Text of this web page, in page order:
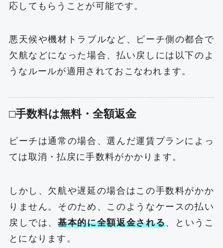
応してもらうことが可能です。
悪天候や機材トラブルなど、ピーチ側の都合で
欠航などになった場合、払い戻しには以下のよ
うなルールが適用されておこなわれます。
□手数料は無料・全額返金
ピーチは通常の場合、選んだ運賃プランによっ
ては取消・払戻に手数料がかかります。
しかし、欠航や遅延の場合はこの手数料がかか
りません。そのため、このようなケースの払い
戻しでは、基本的に全額返金される、というこ
とになります。